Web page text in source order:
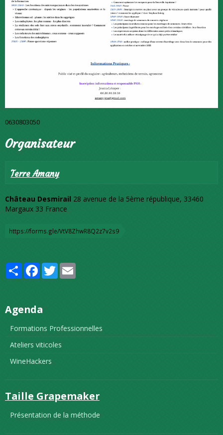
0630803050
Organisateur
Terre Amany
Château Desmirail 28 avenue de la 5ème république, 33460
Margaux 33 France
https://forms.gle/VtV8ZhwR8Q2z7v2s9
PartagerFacebook
Twitter
Agenda
Formations Professionnelles
Ateliers viticoles
WineHackers
Taille Grapemaker
Présentation de la méthode